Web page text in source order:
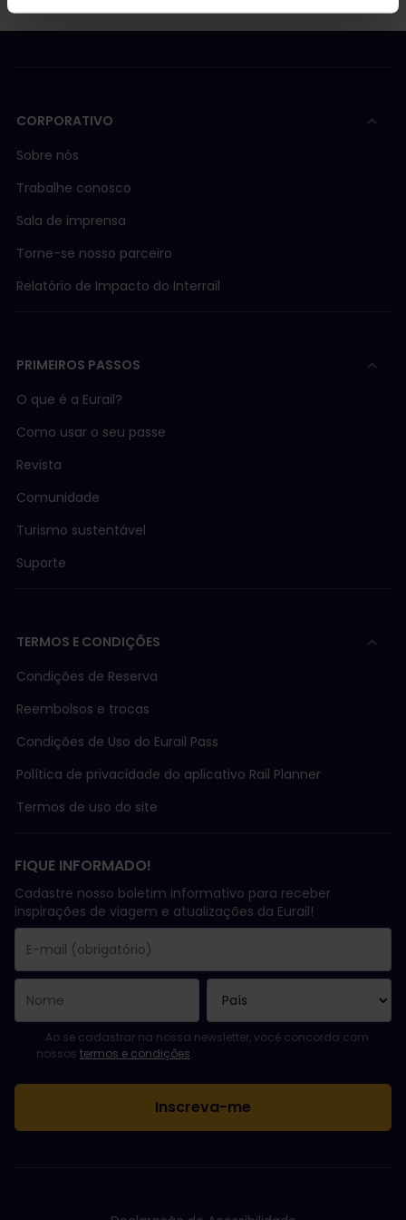
CORPORATIVO
Sobre nós
Trabalhe conosco
Sala de imprensa
Torne-se nosso parceiro
Relatório de Impacto do Interrail
PRIMEIROS PASSOS
O que é a Eurail?
Como usar o seu passe
Revista
Comunidade
Turismo sustentável
Suporte
TERMOS E CONDIÇÕES
Condições de Reserva
Reembolsos e trocas
Condições de Uso do Eurail Pass
Política de privacidade do aplicativo Rail Planner
Termos de uso do site
FIQUE INFORMADO!
Cadastre nosso boletim informativo para receber
inspirações de viagem e atualizações da Eurail!
Você se inscreveu com sucesso.
O campo endereço de e-mail é obrigatório!
E-mail inválido!
Erro ao assinar o boletim eletrônico. Tente novamente mais
Você já assinou este boletim eletrônico!
Favor concordar com os termos e condições para assinar a
Ao se cadastrar na nossa newsletter, você concorda com
nossos termos e condições.